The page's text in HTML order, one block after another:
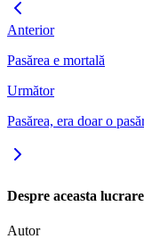
Anterior
Pasărea e mortală
Următor
Pasărea, era doar o
Despre aceasta lucrare
Autor